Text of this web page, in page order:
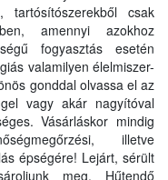
tartósítószerekből csak
amennyi azokhoz
fogyasztás esetén
valamilyen élelmiszer-
gonddal olvassa el az
vagy akár nagyítóval
Vásárláskor mindig
illetve
épségére! Lejárt, sérült
meg. Hűtendő